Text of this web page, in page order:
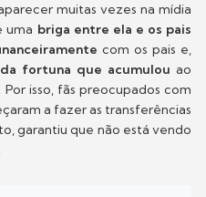
muitas vezes na mídia
uma briga entre ela e os pais
com os pais e,
fortuna que acumulouao
isso, fãs preocupados com
a fazer as transferências
garantiu que não está vendo